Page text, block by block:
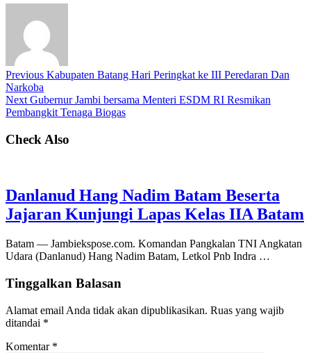
Previous Kabupaten Batang Hari Peringkat ke III Peredaran Dan
Narkoba
Next Gubernur Jambi bersama Menteri ESDM RI Resmikan
Pembangkit Tenaga Biogas
Check Also
Danlanud Hang Nadim Batam Beserta
Jajaran Kunjungi Lapas Kelas IIA Batam
Batam — Jambiekspose.com. Komandan Pangkalan TNI Angkatan
Udara (Danlanud) Hang Nadim Batam, Letkol Pnb Indra …
Tinggalkan Balasan
Alamat email Anda tidak akan dipublikasikan. Ruas yang wajib
ditandai *
Komentar *